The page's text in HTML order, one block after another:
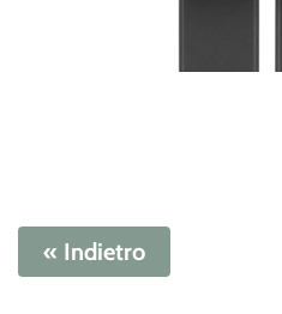
« Indietro